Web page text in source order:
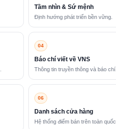
Tầm nhìn & Sứ mệnh
Định hướng phát triển bền vững.
04
Báo chí viết về VNS
Thông tin truyền thông và báo chí.
06
Danh sách cửa hàng
Hệ thống điểm bán trên toàn quốc.